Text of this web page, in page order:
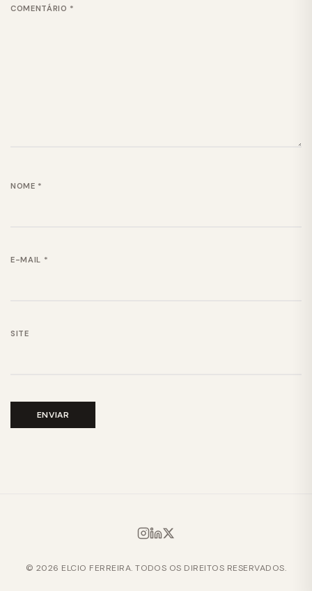
COMENTÁRIO *
NOME *
E-MAIL *
SITE
© 2026 ELCIO FERREIRA. TODOS OS DIREITOS RESERVADOS.